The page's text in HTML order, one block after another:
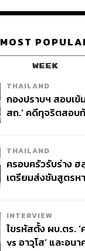
MOST
WEEK
THAILAND
กองปราบฯ สอบเข้
สถ.’ คดีทุจริตสอบ
THAILAND
ครอบครัวรับร่าง ฮ
เตรียมส่งชันสูตรห
INTERVIEW
ไขรหัสตั้ง ผบ.ตร.
vs อาวุโส’ และอน